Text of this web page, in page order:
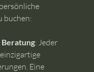
buchen:
: Jeder
Eine